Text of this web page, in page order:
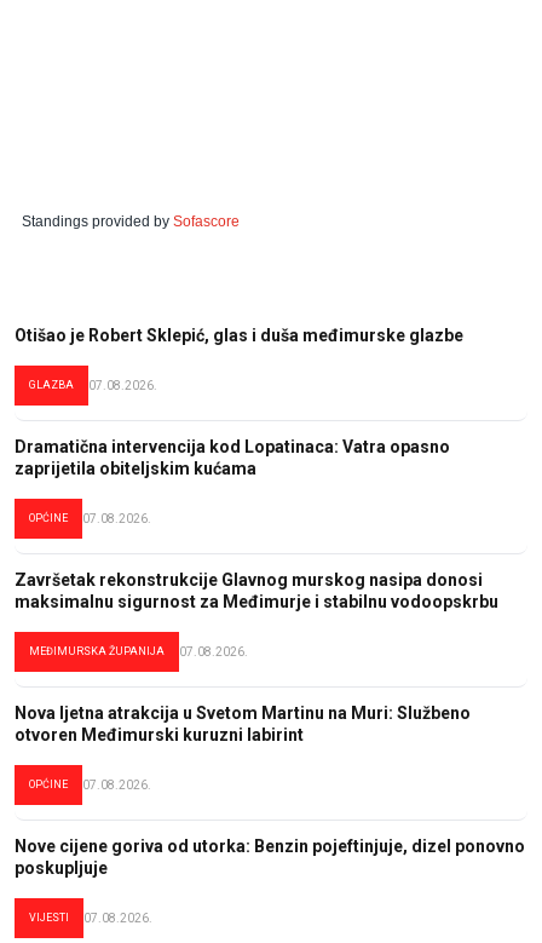
Standings provided by Sofascore
Otišao je Robert Sklepić, glas i duša međimurske glazbe
GLAZBA 07.08.2026.
Dramatična intervencija kod Lopatinaca: Vatra opasno
zaprijetila obiteljskim kućama
OPĆINE 07.08.2026.
Završetak rekonstrukcije Glavnog murskog nasipa donosi
maksimalnu sigurnost za Međimurje i stabilnu vodoopskrbu
MEĐIMURSKA ŽUPANIJA 07.08.2026.
Nova ljetna atrakcija u Svetom Martinu na Muri: Službeno
otvoren Međimurski kuruzni labirint
OPĆINE 07.08.2026.
Nove cijene goriva od utorka: Benzin pojeftinjuje, dizel ponovno
poskupljuje
VIJESTI 07.08.2026.